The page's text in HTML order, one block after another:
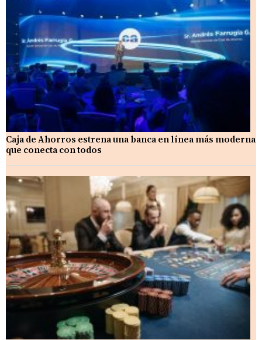
Caja de Ahorros estrena una banca en línea más moderna
que conecta con todos